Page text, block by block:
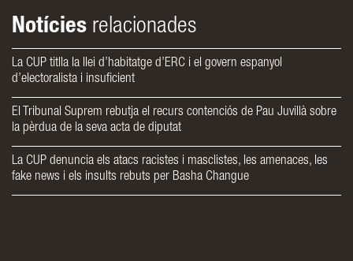
Notícies relacionades
La CUP titlla la llei d’habitatge d’ERC i el govern espanyol
d’electoralista i insuficient
El Tribunal Suprem rebutja el recurs contenciós de Pau Juvillà sobre
la pèrdua de la seva acta de diputat
La CUP denuncia els atacs racistes i masclistes, les amenaces, les
fake news i els insults rebuts per Basha Changue